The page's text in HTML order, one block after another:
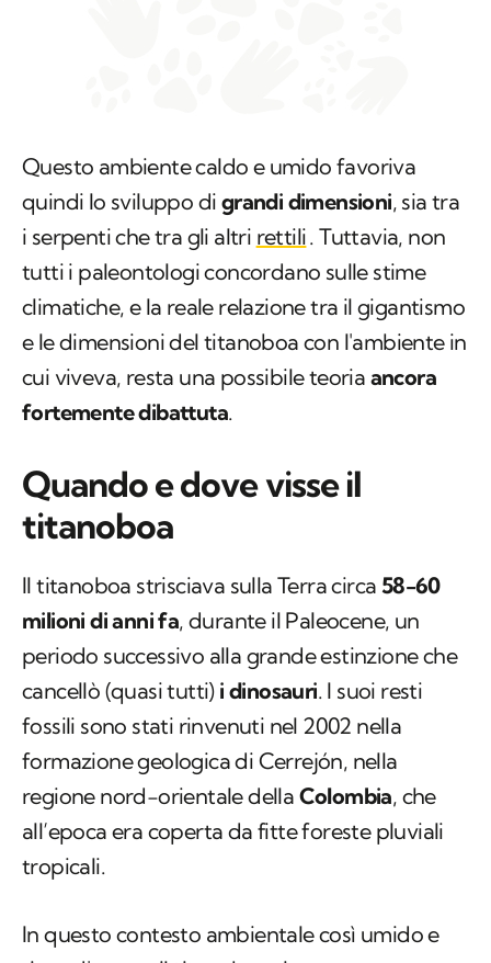
Questo ambiente caldo e umido favoriva
quindi lo sviluppo di grandi dimensioni, sia tra
i serpenti che tra gli altri rettili. Tuttavia, non
tutti i paleontologi concordano sulle stime
climatiche, e la reale relazione tra il gigantismo
e le dimensioni del titanoboa con l'ambiente in
cui viveva, resta una possibile teoria ancora
fortemente dibattuta.
Quando e dove visse il
titanoboa
Il titanoboa strisciava sulla Terra circa 58-60
milioni di anni fa, durante il Paleocene, un
periodo successivo alla grande estinzione che
cancellò (quasi tutti) i dinosauri. I suoi resti
fossili sono stati rinvenuti nel 2002 nella
formazione geologica di Cerrejón, nella
regione nord-orientale della Colombia, che
all’epoca era coperta da fitte foreste pluviali
tropicali.
In questo contesto ambientale così umido e